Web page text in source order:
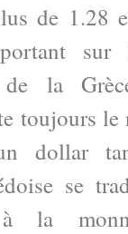
de 1.28
de la
toujours le
dollar
se
la